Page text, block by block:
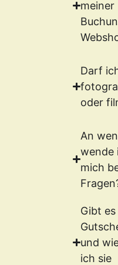
meiner
Darf
oder
An wen
wende
mich
Gibt es
und
ich sie